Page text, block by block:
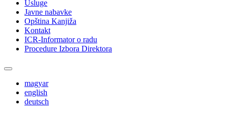
Usluge
Javne nabavke
Opština Kanjiža
Kontakt
ICR-Informator o radu
Procedure Izbora Direktora
magyar
english
deutsch